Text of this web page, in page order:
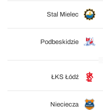
Stal Mielec
Podbeskidzie
ŁKS Łódź
Nieciecza